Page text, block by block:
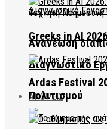
Ανανέωση
Διαγνωστικό
ΑΠΟΨΕΙΣ
Greeks in AI
Ardas Festival
Πολιτισμού